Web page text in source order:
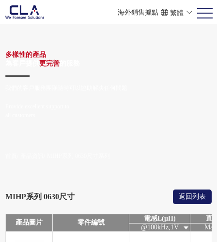
海外銷售據點 繁體
多樣性的產品
更完善
MIHP系列 0630尺寸 返回列表
產品圖片 零件編號
電感L(μH)
直
@100kHz,1V